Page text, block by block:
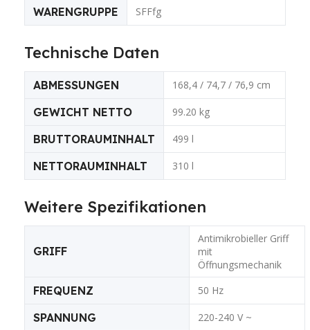
WARENGRUPPE SFFfg
Technische Daten
ABMESSUNGEN 168,4 / 74,7 / 76,9 cm
GEWICHT NETTO 99.20 kg
BRUTTORAUMINHALT 499 l
NETTORAUMINHALT 310 l
Weitere Spezifikationen
GRIFF
Antimikrobieller Griff
mit
Öffnungsmechanik
FREQUENZ 50 Hz
SPANNUNG 220-240 V ~